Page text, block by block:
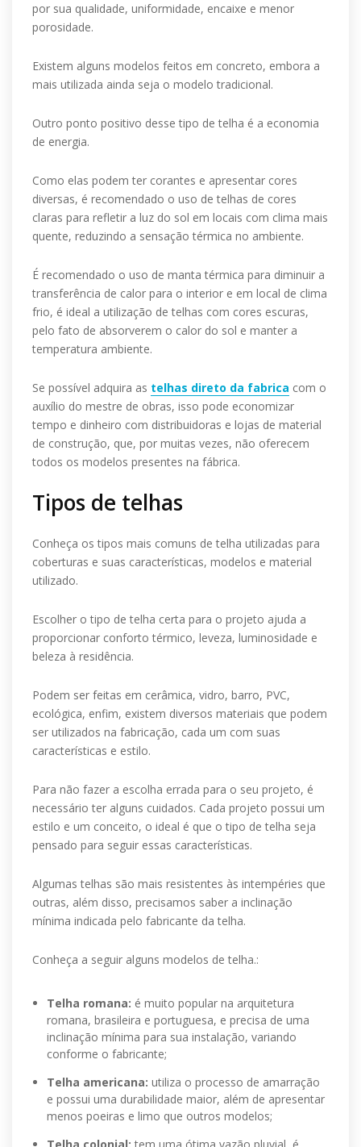
por sua qualidade, uniformidade, encaixe e menor
porosidade.
Existem alguns modelos feitos em concreto, embora a
mais utilizada ainda seja o modelo tradicional.
Outro ponto positivo desse tipo de telha é a economia
de energia.
Como elas podem ter corantes e apresentar cores
diversas, é recomendado o uso de telhas de cores
claras para refletir a luz do sol em locais com clima mais
quente, reduzindo a sensação térmica no ambiente.
É recomendado o uso de manta térmica para diminuir a
transferência de calor para o interior e em local de clima
frio, é ideal a utilização de telhas com cores escuras,
pelo fato de absorverem o calor do sol e manter a
temperatura ambiente.
Se possível adquira as telhas direto da fabrica com o
auxílio do mestre de obras, isso pode economizar
tempo e dinheiro com distribuidoras e lojas de material
de construção, que, por muitas vezes, não oferecem
todos os modelos presentes na fábrica.
Tipos de telhas
Conheça os tipos mais comuns de telha utilizadas para
coberturas e suas características, modelos e material
utilizado.
Escolher o tipo de telha certa para o projeto ajuda a
proporcionar conforto térmico, leveza, luminosidade e
beleza à residência.
Podem ser feitas em cerâmica, vidro, barro, PVC,
ecológica, enfim, existem diversos materiais que podem
ser utilizados na fabricação, cada um com suas
características e estilo.
Para não fazer a escolha errada para o seu projeto, é
necessário ter alguns cuidados. Cada projeto possui um
estilo e um conceito, o ideal é que o tipo de telha seja
pensado para seguir essas características.
Algumas telhas são mais resistentes às intempéries que
outras, além disso, precisamos saber a inclinação
mínima indicada pelo fabricante da telha.
Conheça a seguir alguns modelos de telha.:
Telha romana: é muito popular na arquitetura
romana, brasileira e portuguesa, e precisa de uma
inclinação mínima para sua instalação, variando
conforme o fabricante;
Telha americana: utiliza o processo de amarração
e possui uma durabilidade maior, além de apresentar
menos poeiras e limo que outros modelos;